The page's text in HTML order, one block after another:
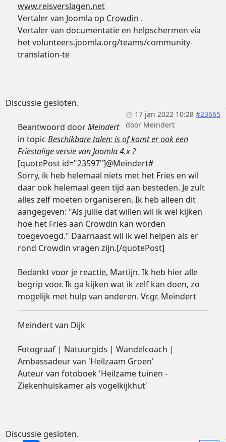
www.reisverslagen.net
Vertaler van Joomla op Crowdin .
Vertaler van documentatie en helpschermen via
het volunteers.joomla.org/teams/community-
translation-te
Discussie gesloten.
17 jan 2022 10:28 #23665
door Meindert
Beantwoord doorMeindert
in topic Beschikbare talen: is of komt er ook een
Friestalige versie van Joomla 4.x ?
[quotePost id="23597"]@Meindert#
Sorry, ik heb helemaal niets met het Fries en wil
daar ook helemaal geen tijd aan besteden. Je zult
alles zelf moeten organiseren. Ik heb alleen dit
aangegeven: "Als jullie dat willen wil ik wel kijken
hoe het Fries aan Crowdin kan worden
toegevoegd." Daarnaast wil ik wel helpen als er
rond Crowdin vragen zijn.[/quotePost]
Bedankt voor je reactie, Martijn. Ik heb hier alle
begrip voor. Ik ga kijken wat ik zelf kan doen, zo
mogelijk met hulp van anderen. Vr.gr. Meindert
Meindert van Dijk
Fotograaf | Natuurgids | Wandelcoach |
Ambassadeur van 'Heilzaam Groen'
Auteur van fotoboek 'Heilzame tuinen -
Ziekenhuiskamer als vogelkijkhut'
Discussie gesloten.